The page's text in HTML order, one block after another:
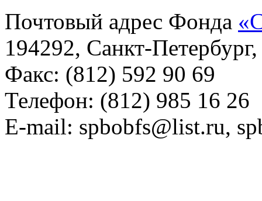
Почтовый адрес Фонда
194292, Санкт-
Факс: (812) 592 90 69
Телефон: (812) 985 16 26
E-mail: spbobfs@list.ru,